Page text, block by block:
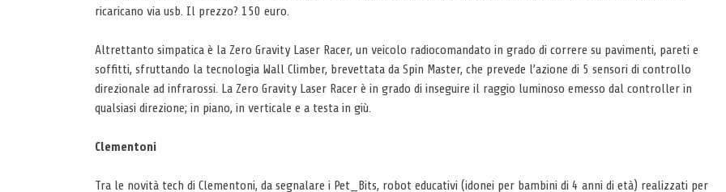
ricaricano via usb. Il prezzo? 150 euro.
Altrettanto simpatica è la Zero Gravity Laser Racer, un veicolo radiocomandato in grado di correre su pavimenti, pareti e
soffitti, sfruttando la tecnologia Wall Climber, brevettata da Spin Master, che prevede l’azione di 5 sensori di controllo
direzionale ad infrarossi. La Zero Gravity Laser Racer è in grado di inseguire il raggio luminoso emesso dal controller in
qualsiasi direzione; in piano, in verticale e a testa in giù.
Clementoni
Tra le novità tech di Clementoni, da segnalare i Pet_Bits, robot educativi (idonei per bambini di 4 anni di età) realizzati per